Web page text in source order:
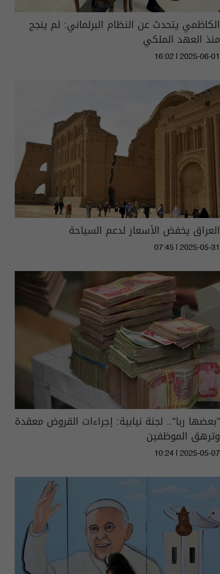
الكاظمي يتحدث عن النظام البرلماني: لم ينجح
منذ العهد الملكي
16:02 | 2025-06-01
العراق يخفض الأسعار لدعم السياحة
07:45 | 2025-05-31
"بعضها ربا".. لجنة نيابية: إجراءات القروض معقدة
وترهق الموظفين
10:24 | 2025-05-07